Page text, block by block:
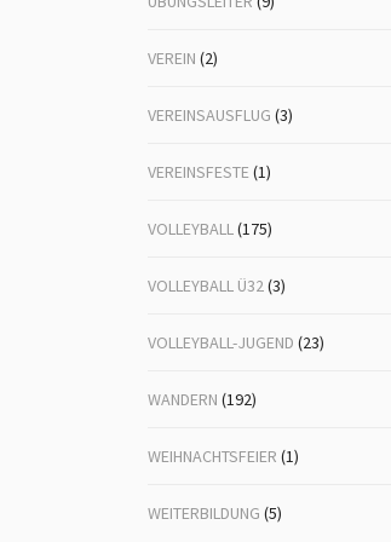
VEREIN (2)
VEREINSAUSFLUG (3)
VEREINSFESTE(1)
VOLLEYBALL(175)
VOLLEYBALL Ü32(3)
VOLLEYBALL-JUGEND (23)
WANDERN (192)
WEIHNACHTSFEIER (1)
WEITERBILDUNG (5)